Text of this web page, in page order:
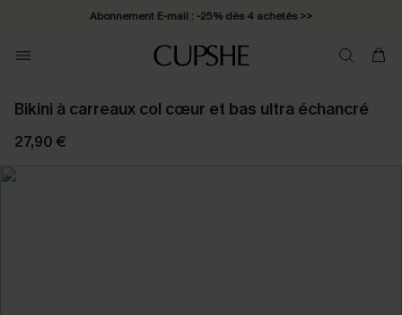
Abonnement E-mail : -25% dès 4 achetés >>
Bikini à carreaux col cœur et bas ultra échancré
27,90 €